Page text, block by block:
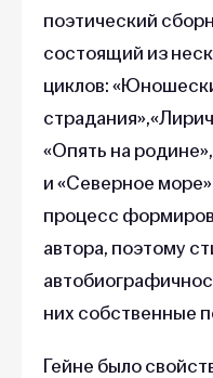
поэтический
состоящий из
циклов:
«Опять на
и «Северное
процесс
автора, поэтому
них собственные
Гейне было